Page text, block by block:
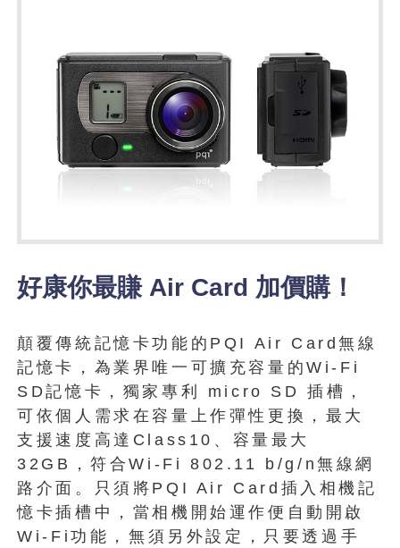
好康你最賺 Air Card 加價購！
顛覆傳統記憶卡功能的PQI Air Card無線
記憶卡，為業界唯一可擴充容量的Wi-Fi
SD記憶卡，獨家專利 micro SD 插槽，
可依個人需求在容量上作彈性更換，最大
支援速度高達Class10、容量最大
32GB，符合Wi-Fi 802.11 b/g/n無線網
路介面。只須將PQI Air Card插入相機記
憶卡插槽中，當相機開始運作便自動開啟
Wi-Fi功能，無須另外設定，只要透過手